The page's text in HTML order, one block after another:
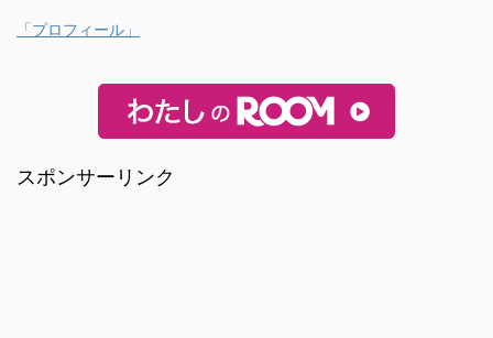
「プロフィール」
スポンサーリンク